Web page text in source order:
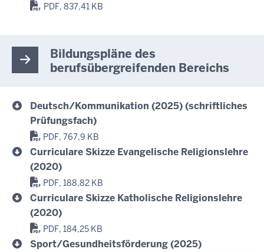
PDF, 837,41 KB
Bildungspläne des
berufsübergreifenden Bereichs
Deutsch/Kommunikation (2025) (schriftliches
Prüfungsfach)
PDF, 767,9 KB
Curriculare Skizze Evangelische Religionslehre
(2020)
PDF, 188,82 KB
Curriculare Skizze Katholische Religionslehre
(2020)
PDF, 184,25 KB
Sport/Gesundheitsförderung (2025)